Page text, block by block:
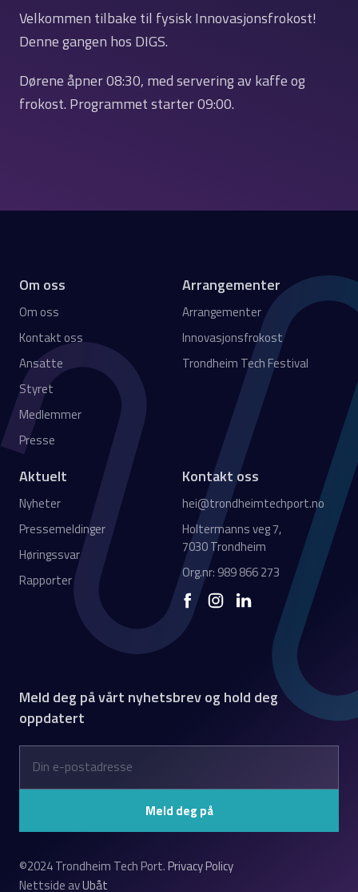
Velkommen tilbake til fysisk Innovasjonsfrokost!
Denne gangen hos DIGS.
Dørene åpner 08:30, med servering av kaffe og
frokost. Programmet starter 09:00.
Om oss
Om oss
Kontakt oss
Ansatte
Styret
Medlemmer
Presse
Arrangementer
Arrangementer
Innovasjonsfrokost
Trondheim Tech Festival
Aktuelt
Nyheter
Pressemeldinger
Høringssvar
Rapporter
Kontakt oss
hei@trondheimtechport.no
Holtermanns veg 7,
7030 Trondheim
Org.nr: 989 866 273
Meld deg på vårt nyhetsbrev og hold deg
oppdatert
©2024 Trondheim Tech Port.Privacy Policy
Nettside avUbåt